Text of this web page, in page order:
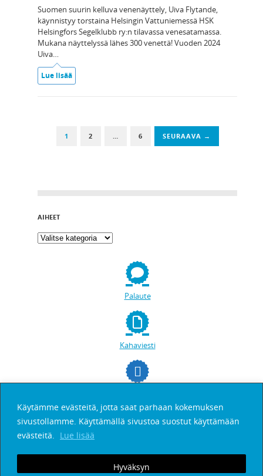
Käytämme evästeitä, jotta saat parhaan kokemuksen
sivustollamme. Käyttämällä sivustoa suostut käyttämään
evästeitä.
Lue lisää
Hyväksyn
Suomen suurin kelluva venenäyttely, Uiva Flytande,
käynnistyy torstaina Helsingin Vattuniemessä HSK
Helsingfors Segelklubb ry:n tilavassa venesatamassa.
Mukana näyttelyssä lähes 300 venettä! Vuoden 2024
Uiva…
Lue lisää
1 2 … 6 SEURAAVA →
AIHEET
Palaute
Kahaviesti
Tilaa Kahaviesti Palaute Henkilötietojen suoja